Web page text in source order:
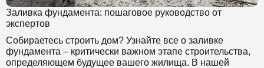
Заливка фундамента: пошаговое руководство от
экспертов
Собираетесь строить дом? Узнайте все о заливке
фундамента – критически важном этапе строительства,
определяющем будущее вашего жилища. В нашей